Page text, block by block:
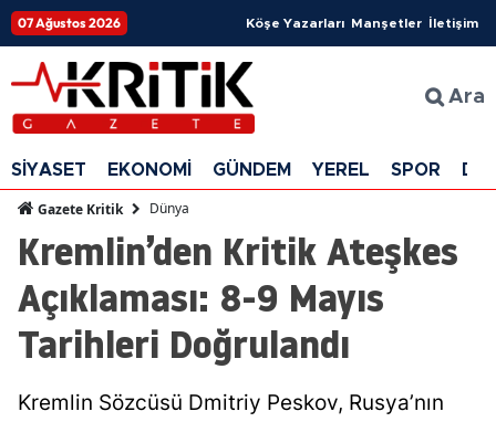
07 Ağustos 2026 Köşe Yazarları Manşetler İletişim
Ara
SİYASET EKONOMİ GÜNDEM YEREL SPOR
Gazete Kritik Dünya
Kremlin’den Kritik Ateşkes
Açıklaması: 8-9 Mayıs
Tarihleri Doğrulandı
Kremlin Sözcüsü Dmitriy Peskov, Rusya’nın